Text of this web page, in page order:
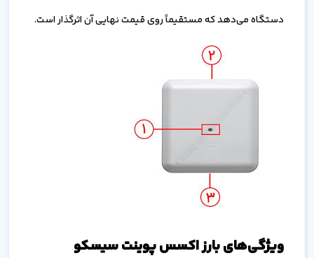
دستگاه می‌دهد که مستقیماً روی قیمت نهایی آن اثرگذار است.
ویژگی‌های بارز اکسس پوینت سیسکو